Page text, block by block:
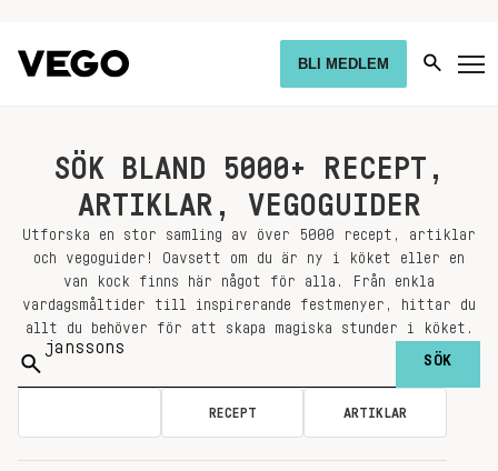
BLI MEDLEM
SÖK BLAND 5000+ RECEPT,
ARTIKLAR, VEGOGUIDER
Utforska en stor samling av över 5000 recept, artiklar
och vegoguider! Oavsett om du är ny i köket eller en
van kock finns här något för alla. Från enkla
vardagsmåltider till inspirerande festmenyer, hittar du
allt du behöver för att skapa magiska stunder i köket.
Sök
på:
RECEPT ARTIKLAR